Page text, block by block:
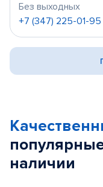
Без выходных
+7 (347) 225-01-95
наличии